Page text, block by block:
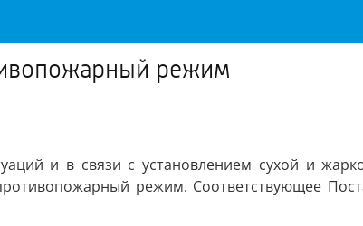
режим
и в связи с установлением сухой и
режим. Соответствующее